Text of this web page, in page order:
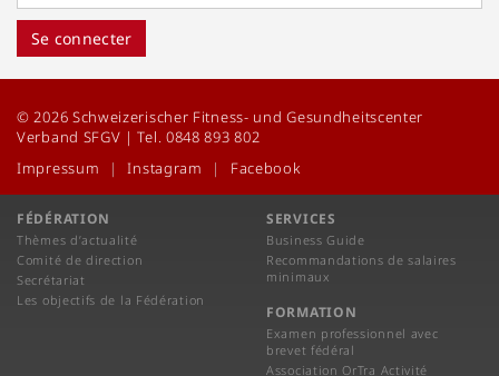
Se connecter
© 2026 Schweizerischer Fitness- und Gesundheitscenter
Verband SFGV | Tel. 0848 893 802
Impressum
Instagram Facebook
FÉDÉRATION
Thèmes d’actualité
Comité de direction
Secrétariat
Les objectifs de la Fédération
SERVICES
Business Guide
Recommandations de salaires
minimaux
FORMATION
Examen professionnel avec
brevet fédéral
Association OrTra Activité